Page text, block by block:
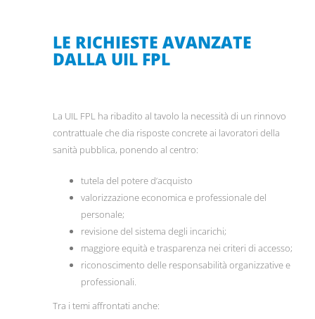
LE RICHIESTE AVANZATE
DALLA UIL FPL
La UIL FPL ha ribadito al tavolo la necessità di un rinnovo
contrattuale che dia risposte concrete ai lavoratori della
sanità pubblica, ponendo al centro:
tutela del potere d’acquisto
valorizzazione economica e professionale del
personale;
revisione del sistema degli incarichi;
maggiore equità e trasparenza nei criteri di accesso;
riconoscimento delle responsabilità organizzative e
professionali.
Tra i temi affrontati anche: